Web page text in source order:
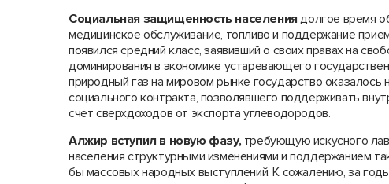
Социальная защищенность населения долгое время
медицинское обслуживание, топливо и поддержание
появился средний класс, заявивший о своих правах на
доминирования в экономике устаревающего
природный газ на мировом рынке государство
социального контракта, позволявшего поддерживать
счет сверхдоходов от экспорта углеводородов.
Алжир вступил в новую фазу, требующую искусного
населения структурными изменениями и поддержанием
бы массовых народных выступлений. К сожалению, за